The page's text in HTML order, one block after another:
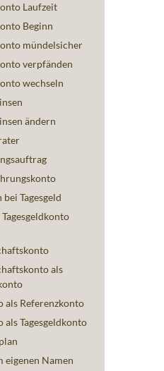
Laufzeit
Beginn
mündelsicher
verpfänden
wechseln
ändern
Tagesgeld
als
als Referenzkonto
als Tagesgeldkonto
eigenen Namen